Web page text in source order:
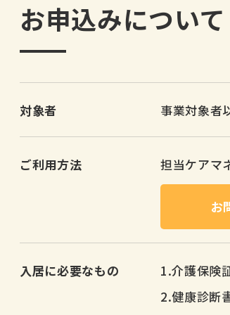
お申込みについて
対象者 事業対象者
ご利用方法 担当ケアマ
お
入居に必要なもの
1.介護保険
2.健康診断